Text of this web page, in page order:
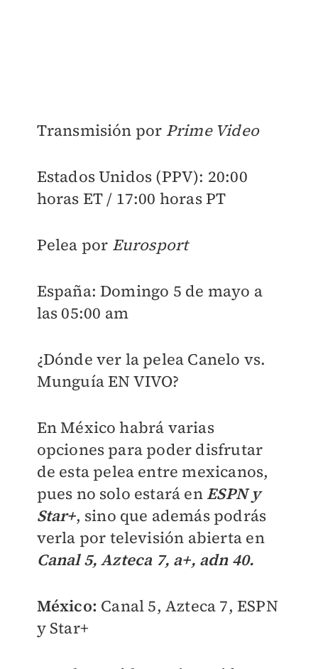
Transmisión por Prime Video
Estados Unidos (PPV): 20:00
horas ET / 17:00 horas PT
Pelea por Eurosport
España: Domingo 5 de mayo a
las 05:00 am
¿Dónde ver la pelea Canelo vs.
Munguía EN VIVO?
En México habrá varias
opciones para poder disfrutar
de esta pelea entre mexicanos,
pues no solo estará en ESPN y
Star+, sino que además podrás
verla por televisión abierta en
Canal 5, Azteca 7, a+, adn 40.
México: Canal 5, Azteca 7, ESPN
y Star+